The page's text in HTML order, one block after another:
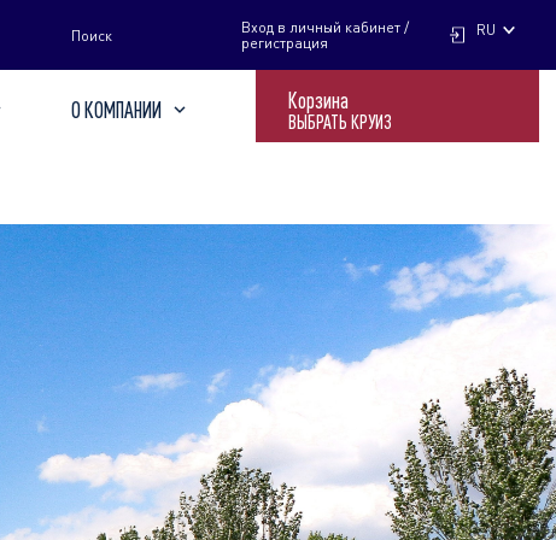
Поиск
Вход в личный кабинет /
регистрация
RU
О КОМПАНИИ Корзина
ВЫБРАТЬ КРУИЗ